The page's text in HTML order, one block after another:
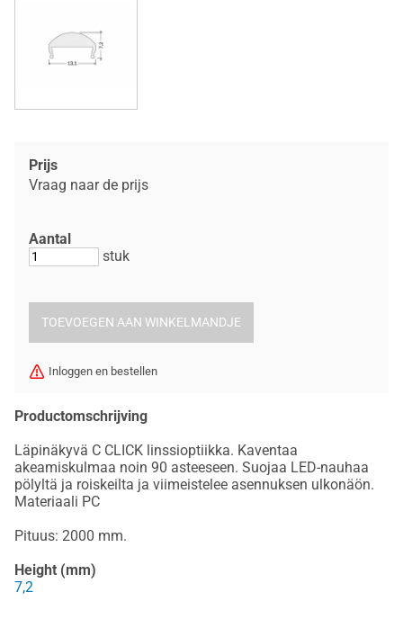
Prijs
Vraag naar de prijs
Aantal
stuk
Inloggen en bestellen
Productomschrijving
Läpinäkyvä C CLICK linssioptiikka. Kaventaa
akeamiskulmaa noin 90 asteeseen. Suojaa LED-nauhaa
pölyltä ja roiskeilta ja viimeistelee asennuksen ulkonäön.
Materiaali PC
Pituus: 2000 mm.
Height (mm)
7,2